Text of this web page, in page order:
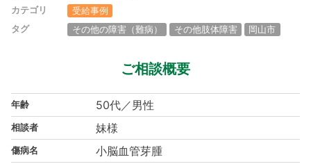
カテゴリ
受給事例
タグ
その他の障害（難病） その他肢体障害 岡山市
ご相談概要
年齢 50代／男性
相談者 妹様
傷病名 小脳血管芽腫